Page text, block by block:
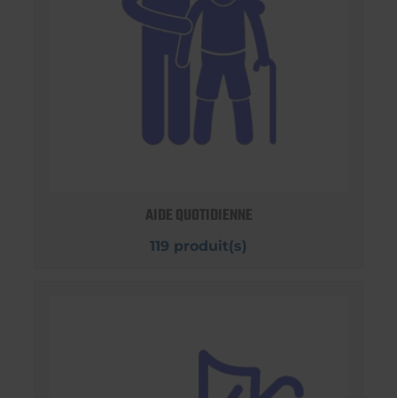
AIDE QUOTIDIENNE
119 produit(s)